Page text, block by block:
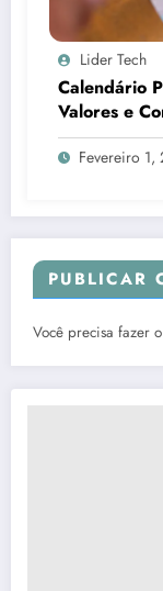
Lider Tech
Calendário
Valores e
Fevereiro 1,
PUBLICAR
Você precisa fazer o